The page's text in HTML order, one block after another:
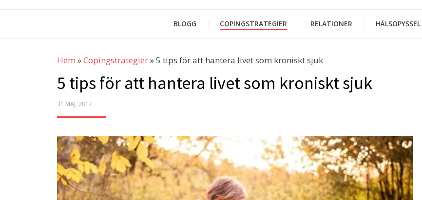
BLOGG COPINGSTRATEGIER RELATIONER HÄLSOPYSSEL
Hem »Copingstrategier»5 tips för att hantera livet som kroniskt sjuk
5 tips för att hantera livet som kroniskt sjuk
POSTED
31 MAJ, 2017